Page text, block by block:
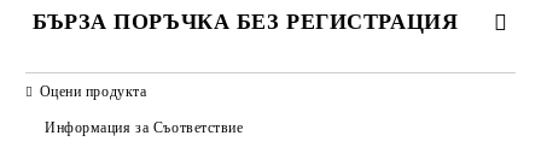
БЪРЗА ПОРЪЧКА БЕЗ РЕГИСТРАЦИЯ
Оцени продукта
Информация за Съответствие